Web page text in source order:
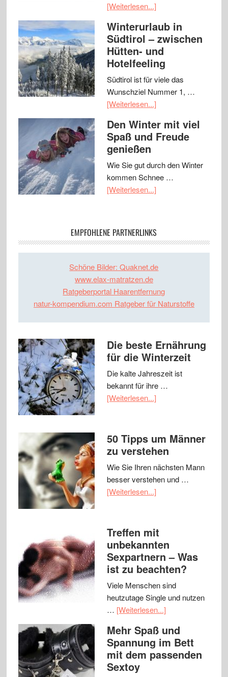
[Weiterlesen...]
Winterurlaub in
Südtirol – zwischen
Hütten- und
Hotelfeeling
Südtirol ist für viele das
Wunschziel Nummer 1, …
[Weiterlesen...]
Den Winter mit viel
Spaß und Freude
genießen
Wie Sie gut durch den Winter
kommen Schnee …
[Weiterlesen...]
EMPFOHLENE PARTNERLINKS
Schöne Bilder: Quaknet.de
www.elax-matratzen.de
Ratgeberportal Haarentfernung
natur-kompendium.com Ratgeber für Naturstoffe
Die beste Ernährung
für die Winterzeit
Die kalte Jahreszeit ist
bekannt für ihre …
[Weiterlesen...]
50 Tipps um Männer
zu verstehen
Wie Sie Ihren nächsten Mann
besser verstehen und …
[Weiterlesen...]
Treffen mit
unbekannten
Sexpartnern – Was
ist zu beachten?
Viele Menschen sind
heutzutage Single und nutzen
… [Weiterlesen...]
Mehr Spaß und
Spannung im Bett
mit dem passenden
Sextoy